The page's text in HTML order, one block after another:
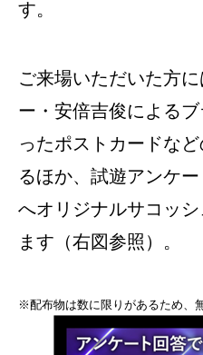
す。
ご来場いただいた方
ー・安倍吉俊による
ったポストカードな
るほか、試遊アンケ
へオリジナルサコッ
ます（右図参照）。
※配布物は数に限りがあるため、